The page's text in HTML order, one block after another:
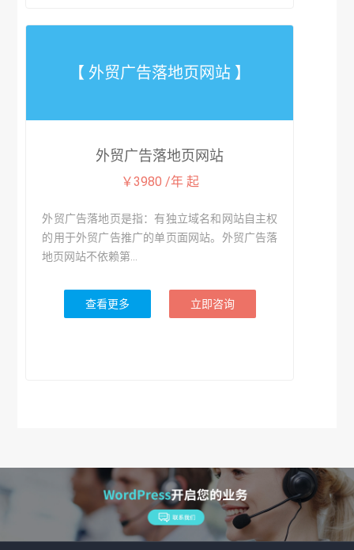
【 外贸广告落地页网站 】
外贸广告落地页网站
￥3980 /年 起
外贸广告落地页是指：有独立域名和网站自主权
的用于外贸广告推广的单页面网站。外贸广告落
地页网站不依赖第...
查看更多 立即咨询